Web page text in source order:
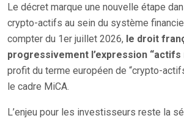
Le décret marque une nouvelle étape
crypto-actifs au sein du système
compter du 1er juillet 2026, le droit
progressivement l’expression “actifs
profit du terme européen de “crypto-
le cadre MiCA.
L’enjeu pour les investisseurs reste la